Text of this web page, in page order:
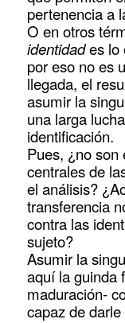
pertenencia a
O en otros
identidades lo
por eso no es
llegada, el
asumir la
una larga
identificación.
Pues, ¿no
centrales de
el análisis?
transferencia
contra las
sujeto?
Asumir la
aquí la guinda
maduración-
capaz de